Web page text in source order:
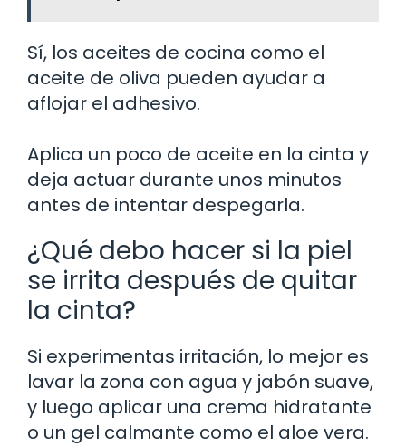
Sí, los aceites de cocina como el
aceite de oliva pueden ayudar a
aflojar el adhesivo.
Aplica un poco de aceite en la cinta y
deja actuar durante unos minutos
antes de intentar despegarla.
¿Qué debo hacer si la piel
se irrita después de quitar
la cinta?
Si experimentas irritación, lo mejor es
lavar la zona con agua y jabón suave,
y luego aplicar una crema hidratante
o un gel calmante como el aloe vera.